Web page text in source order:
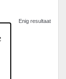
Enig resultaat